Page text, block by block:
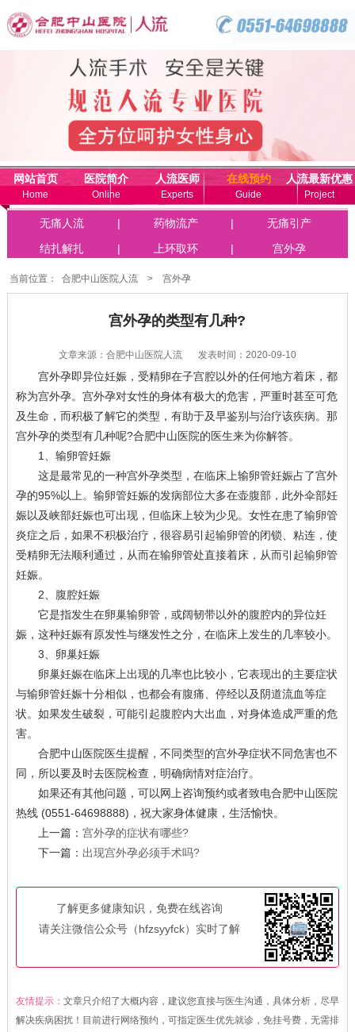
网站首页
Home
医院简介
Online
人流医师
Experts
在线预约
Guide
人流最新优惠
Project
联系我们无痛人流 | 药物流产 |
无痛引产
结扎解扎
| 上环取环 | 宫外孕
当前位置： 合肥中山医院人流 > 宫外孕
宫外孕的类型有几种?
文章来源：合肥中山医院人流 发表时间：2020-09-10
宫外孕即异位妊娠，受精卵在子宫腔以外的任何地方着床，都
称为宫外孕。宫外孕对女性的身体有极大的危害，严重时甚至可危
及生命，而积极了解它的类型，有助于及早鉴别与治疗该疾病。那
宫外孕的类型有几种呢?合肥中山医院的医生来为你解答。
1、输卵管妊娠
这是最常见的一种宫外孕类型，在临床上输卵管妊娠占了宫外
孕的95%以上。输卵管妊娠的发病部位大多在壶腹部，此外伞部妊
娠以及峡部妊娠也可出现，但临床上较为少见。女性在患了输卵管
炎症之后，如果不积极治疗，很容易引起输卵管的闭锁、粘连，使
受精卵无法顺利通过，从而在输卵管处直接着床，从而引起输卵管
妊娠。
2、腹腔妊娠
它是指发生在卵巢输卵管，或阔韧带以外的腹腔内的异位妊
娠，这种妊娠有原发性与继发性之分，在临床上发生的几率较小。
3、卵巢妊娠
卵巢妊娠在临床上出现的几率也比较小，它表现出的主要症状
与输卵管妊娠十分相似，也都会有腹痛、停经以及阴道流血等症
状。如果发生破裂，可能引起腹腔内大出血，对身体造成严重的危
害。
合肥中山医院医生提醒，不同类型的宫外孕症状不同危害也不
同，所以要及时去医院检查，明确病情对症治疗。
如果还有其他问题，可以网上咨询预约或者致电合肥中山医院
热线 (0551-64698888)，祝大家身体健康，生活愉快。
上一篇： 宫外孕的症状有哪些?
下一篇： 出现宫外孕必须手术吗?
了解更多健康知识，免费在线咨询
请关注微信公众号（hfzsyyfck）实时了解
友情提示： 文章只介绍了大概内容，建议您直接与医生沟通，具体分析，尽早
解决疾病困扰！目前进行网络预约，可指定医生优先就诊，免挂号费，无需排